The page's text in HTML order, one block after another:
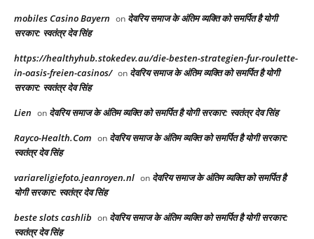
mobiles Casino Bayern on देवरिय समाज के अंतिम व्यक्ति को समर्पित है योगी
सरकार: स्वतंत्र देव सिंह
https://healthyhub.stokedev.au/die-besten-strategien-fur-roulette-
in-oasis-freien-casinos/ on देवरिय समाज के अंतिम व्यक्ति को समर्पित है योगी
सरकार: स्वतंत्र देव सिंह
Lien on देवरिय समाज के अंतिम व्यक्ति को समर्पित है योगी सरकार: स्वतंत्र देव सिंह
Rayco-Health.Com on देवरिय समाज के अंतिम व्यक्ति को समर्पित है योगी सरकार:
स्वतंत्र देव सिंह
variareligiefoto.jeanroyen.nl on देवरिय समाज के अंतिम व्यक्ति को समर्पित है
योगी सरकार: स्वतंत्र देव सिंह
beste slots cashlib on देवरिय समाज के अंतिम व्यक्ति को समर्पित है योगी सरकार:
स्वतंत्र देव सिंह